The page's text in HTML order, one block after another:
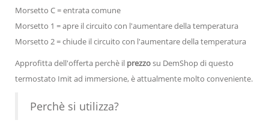
Morsetto C = entrata comune
Morsetto 1 = apre il circuito con l'aumentare della temperatura
Morsetto 2 = chiude il circuito con l'aumentare della temperatura
Approfitta dell'offerta perchè il prezzosu DemShop di questo
termostato Imit ad immersione, è attualmente molto conveniente.
Perchè si utilizza?